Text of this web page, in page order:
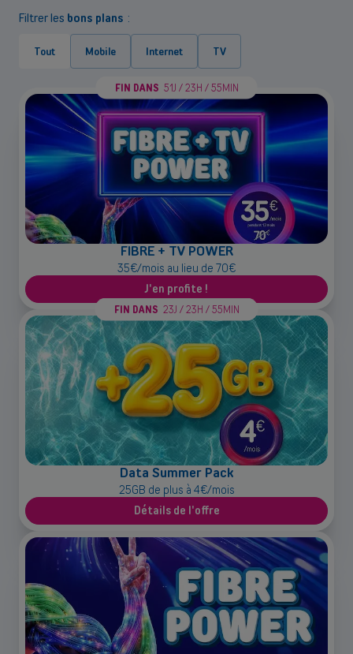
Filtrer les bons plans :
Tout Mobile Internet TV
FIN DANS 51J / 23H / 55MIN
FIBRE + TV POWER
35€/mois au lieu de 70€
J'en profite !
FIN DANS 23J / 23H / 55MIN
Data Summer Pack
25GB de plus à 4€/mois
Détails de l'offre